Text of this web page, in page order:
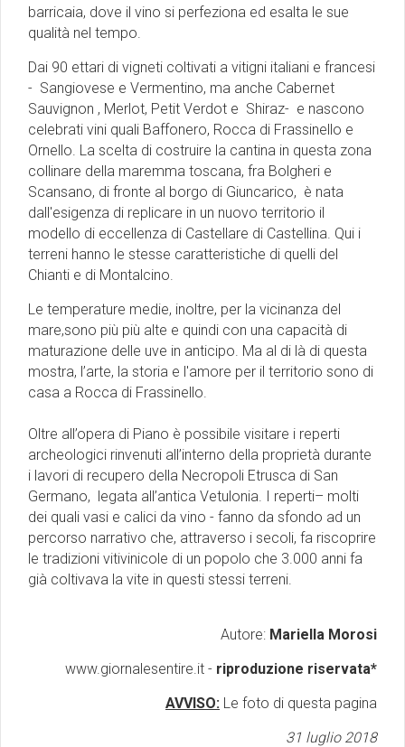
barricaia, dove il vino si perfeziona ed esalta le sue
qualità nel tempo.
Dai 90 ettari di vigneti coltivati a vitigni italiani e francesi
- Sangiovese e Vermentino, ma anche Cabernet
Sauvignon , Merlot, Petit Verdot e Shiraz- e nascono
celebrati vini quali Baffonero, Rocca di Frassinello e
Ornello. La scelta di costruire la cantina in questa zona
collinare della maremma toscana, fra Bolgheri e
Scansano, di fronte al borgo di Giuncarico, è nata
dall'esigenza di replicare in un nuovo territorio il
modello di eccellenza di Castellare di Castellina. Qui i
terreni hanno le stesse caratteristiche di quelli del
Chianti e di Montalcino.
Le temperature medie, inoltre, per la vicinanza del
mare,sono più più alte e quindi con una capacità di
maturazione delle uve in anticipo. Ma al di là di questa
mostra, l’arte, la storia e l'amore per il territorio sono di
casa a Rocca di Frassinello.
Oltre all’opera di Piano è possibile visitare i reperti
archeologici rinvenuti all’interno della proprietà durante
i lavori di recupero della Necropoli Etrusca di San
Germano, legata all’antica Vetulonia. I reperti– molti
dei quali vasi e calici da vino - fanno da sfondo ad un
percorso narrativo che, attraverso i secoli, fa riscoprire
le tradizioni vitivinicole di un popolo che 3.000 anni fa
già coltivava la vite in questi stessi terreni.
Autore: Mariella Morosi
www.giornalesentire.it - riproduzione riservata*
AVVISO: Le foto di questa pagina
31 luglio 2018